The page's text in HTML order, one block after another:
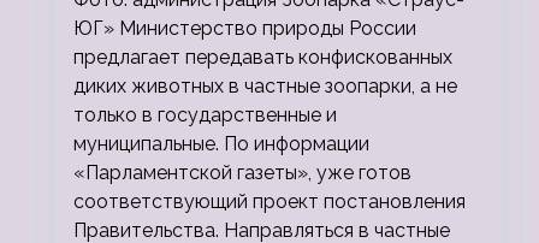
ЮГ» Министерство природы России
предлагает передавать конфискованных
диких животных в частные зоопарки, а не
только в государственные и
муниципальные. По информации
«Парламентской газеты», уже готов
соответствующий проект постановления
Правительства. Направляться в частные